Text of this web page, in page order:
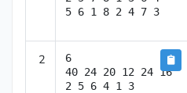
5 6 1 8 2 4 7 3
2
6
40 24 20 12 24 16
2 5 6 4 1 3